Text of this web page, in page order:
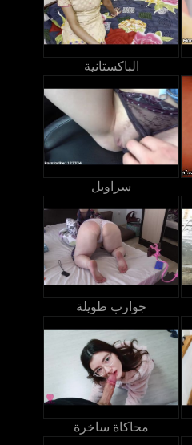
الباكستانية
سراويل
جوارب طويلة
محاكاة ساخرة